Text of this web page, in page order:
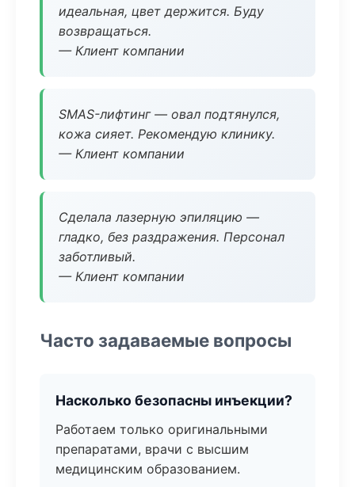
идеальная, цвет держится. Буду
возвращаться.
— Клиент компании
SMAS-лифтинг — овал подтянулся,
кожа сияет. Рекомендую клинику.
— Клиент компании
Сделала лазерную эпиляцию —
гладко, без раздражения. Персонал
заботливый.
— Клиент компании
Часто задаваемые вопросы
Насколько безопасны инъекции?
Работаем только оригинальными
препаратами, врачи с высшим
медицинским образованием.